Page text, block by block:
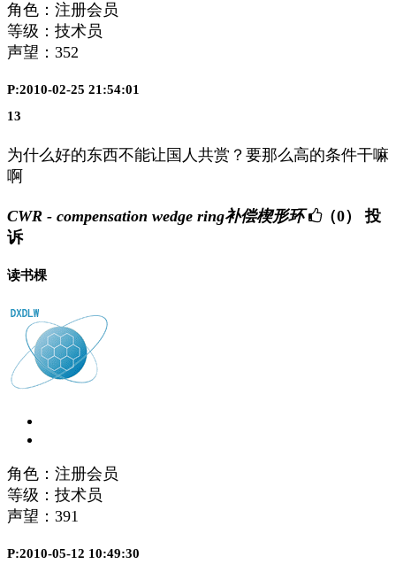
角色：注册会员
等级：技术员
声望： 352
P:2010-02-25 21:54:01
13
为什么好的东西不能让国人共赏？要那么高的条件干嘛
啊
CWR - compensation wedge ring补偿楔形环 （0）
投
诉
读书棵
角色：注册会员
等级：技术员
声望： 391
P:2010-05-12 10:49:30